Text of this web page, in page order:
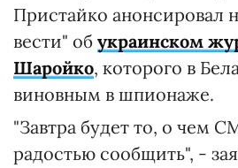
Пристайко анонсировал
вести" об украинском
Шаройко, которого в
виновным в шпионаже.
"Завтра будет то, о чем
радостью сообщить", -